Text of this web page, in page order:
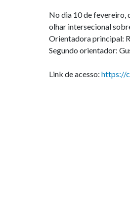
No dia 10 de fevereiro,
olhar intersecional
Orientadora principal:
Segundo orientador:
Link de acesso: https://